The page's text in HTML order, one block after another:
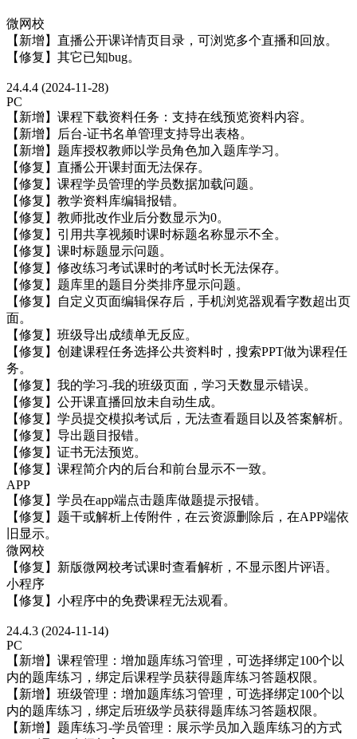
微网校
【新增】直播公开课详情页目录，可浏览多个直播和回放。
【修复】其它已知bug。
24.4.4 (2024-11-28)
PC
【新增】课程下载资料任务：支持在线预览资料内容。
【新增】后台-证书名单管理支持导出表格。
【新增】题库授权教师以学员角色加入题库学习。
【修复】直播公开课封面无法保存。
【修复】课程学员管理的学员数据加载问题。
【修复】教学资料库编辑报错。
【修复】教师批改作业后分数显示为0。
【修复】引用共享视频时课时标题名称显示不全。
【修复】课时标题显示问题。
【修复】修改练习考试课时的考试时长无法保存。
【修复】题库里的题目分类排序显示问题。
【修复】自定义页面编辑保存后，手机浏览器观看字数超出页
面。
【修复】班级导出成绩单无反应。
【修复】创建课程任务选择公共资料时，搜索PPT做为课程任
务。
【修复】我的学习-我的班级页面，学习天数显示错误。
【修复】公开课直播回放未自动生成。
【修复】学员提交模拟考试后，无法查看题目以及答案解析。
【修复】导出题目报错。
【修复】证书无法预览。
【修复】课程简介内的后台和前台显示不一致。
APP
【修复】学员在app端点击题库做题提示报错。
【修复】题干或解析上传附件，在云资源删除后，在APP端依
旧显示。
微网校
【修复】新版微网校考试课时查看解析，不显示图片评语。
小程序
【修复】小程序中的免费课程无法观看。
24.4.3 (2024-11-14)
PC
【新增】课程管理：增加题库练习管理，可选择绑定100个以
内的题库练习，绑定后课程学员获得题库练习答题权限。
【新增】班级管理：增加题库练习管理，可选择绑定100个以
内的题库练习，绑定后班级学员获得题库练习答题权限。
【新增】题库练习-学员管理：展示学员加入题库练习的方式